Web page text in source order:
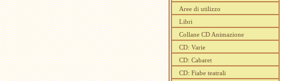
Aree di utilizzo
Libri
Collane CD Animazione
CD: Varie
CD: Cabaret
CD: Fiabe teatrali